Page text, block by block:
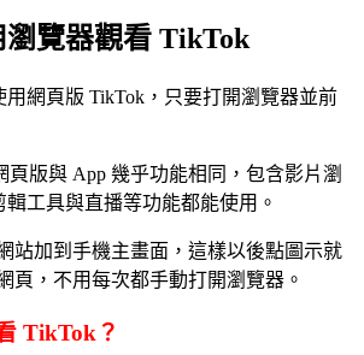
覽器觀看 TikTok
網頁版 TikTok，只要打開瀏覽器並前
頁版與 App 幾乎功能相同，包含影片瀏
工具與直播等功能都能使用。
站加到手機主畫面，這樣以後點圖示就
頁，不用每次都手動打開瀏覽器。
TikTok？